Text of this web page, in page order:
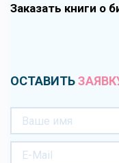
Заказать книги о
ОСТАВИТЬ